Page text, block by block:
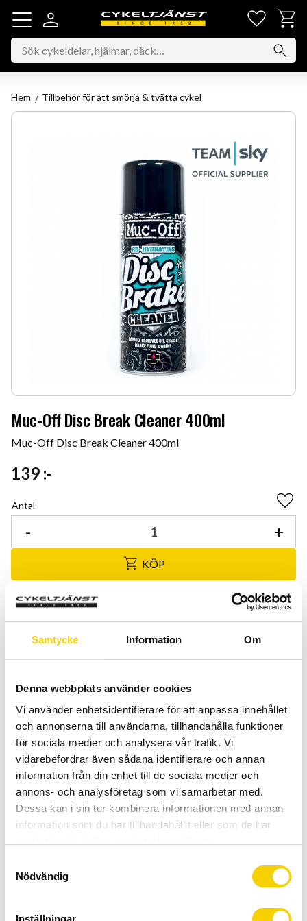
Samtycke Information Om
Denna webbplats använder cookies
Vi använder enhetsidentifierare för att anpassa innehållet
och annonserna till användarna, tillhandahålla funktioner
för sociala medier och analysera vår trafik. Vi
vidarebefordrar även sådana identifierare och annan
information från din enhet till de sociala medier och
annons- och analysföretag som vi samarbetar med.
Dessa kan i sin tur kombinera informationen med annan
information som du har tillhandahållit eller som de har
Nödvändig
Inställningar
Meny
Hem Tillbehör för att smörja & tvätta cykel
Muc-Off Disc Break Cleaner 400ml
Muc-Off Disc Break Cleaner 400ml
139 :-
Antal
+
-
KÖP
Certifierad cykelservice & Shimano Service Center
Artikelnr
Vår Disc Brake Cleaner kan förbättra bromsprestanda
genom att snabbt ta bort bromsdamm och olja, samt smuts
och skräp från alla bromsdelar. Dess unika formel har en
tillsats som återfuktar dina skivbromsklossar för att
dramatiskt minska bromsskrik, förlänga bromsarnas
livslängd och återställa bromsprestandan.
lämna några rester, och det är helt säkert på gummi, plast,
anodiserade metaller, kolfiber och målade ytor.